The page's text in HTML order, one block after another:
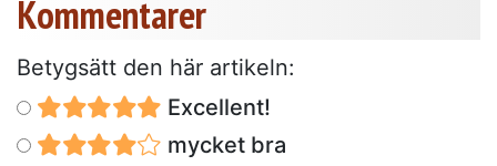
Kommentarer
Betygsätt den här artikeln:
Excellent!
mycket bra